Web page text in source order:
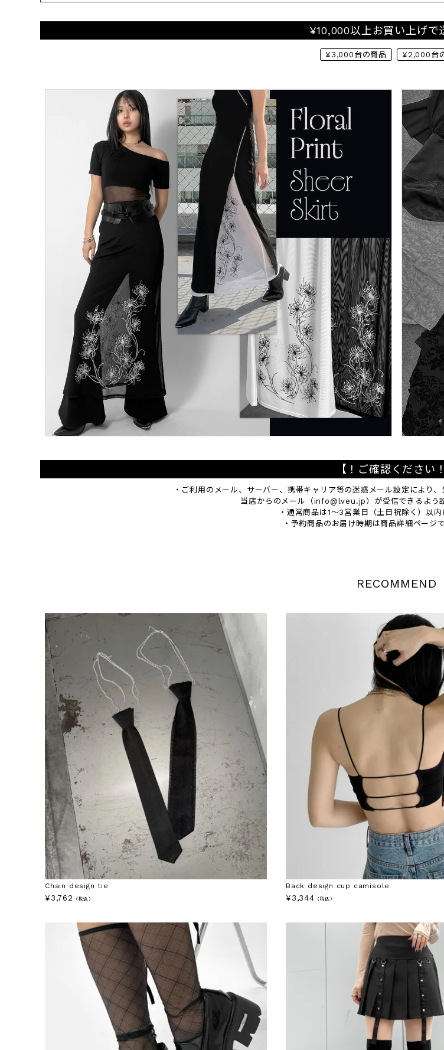
¥10,000以上お買い上げで
¥3,000台の商品 ¥2,000台
【！ご確認ください！
・ご利用のメール、サーバー、携帯キャリア等の迷惑メール設定により
当店からのメール（info@lveu.jp）が受信できるよう
・通常商品は1～3営業日（土日祝除く）以内
・予約商品のお届け時期は商品詳細ページ
RECOMMEND
Chain design tie
¥ 3,762 （税込）
Back design cup camisole
¥ 3,344 （税込）